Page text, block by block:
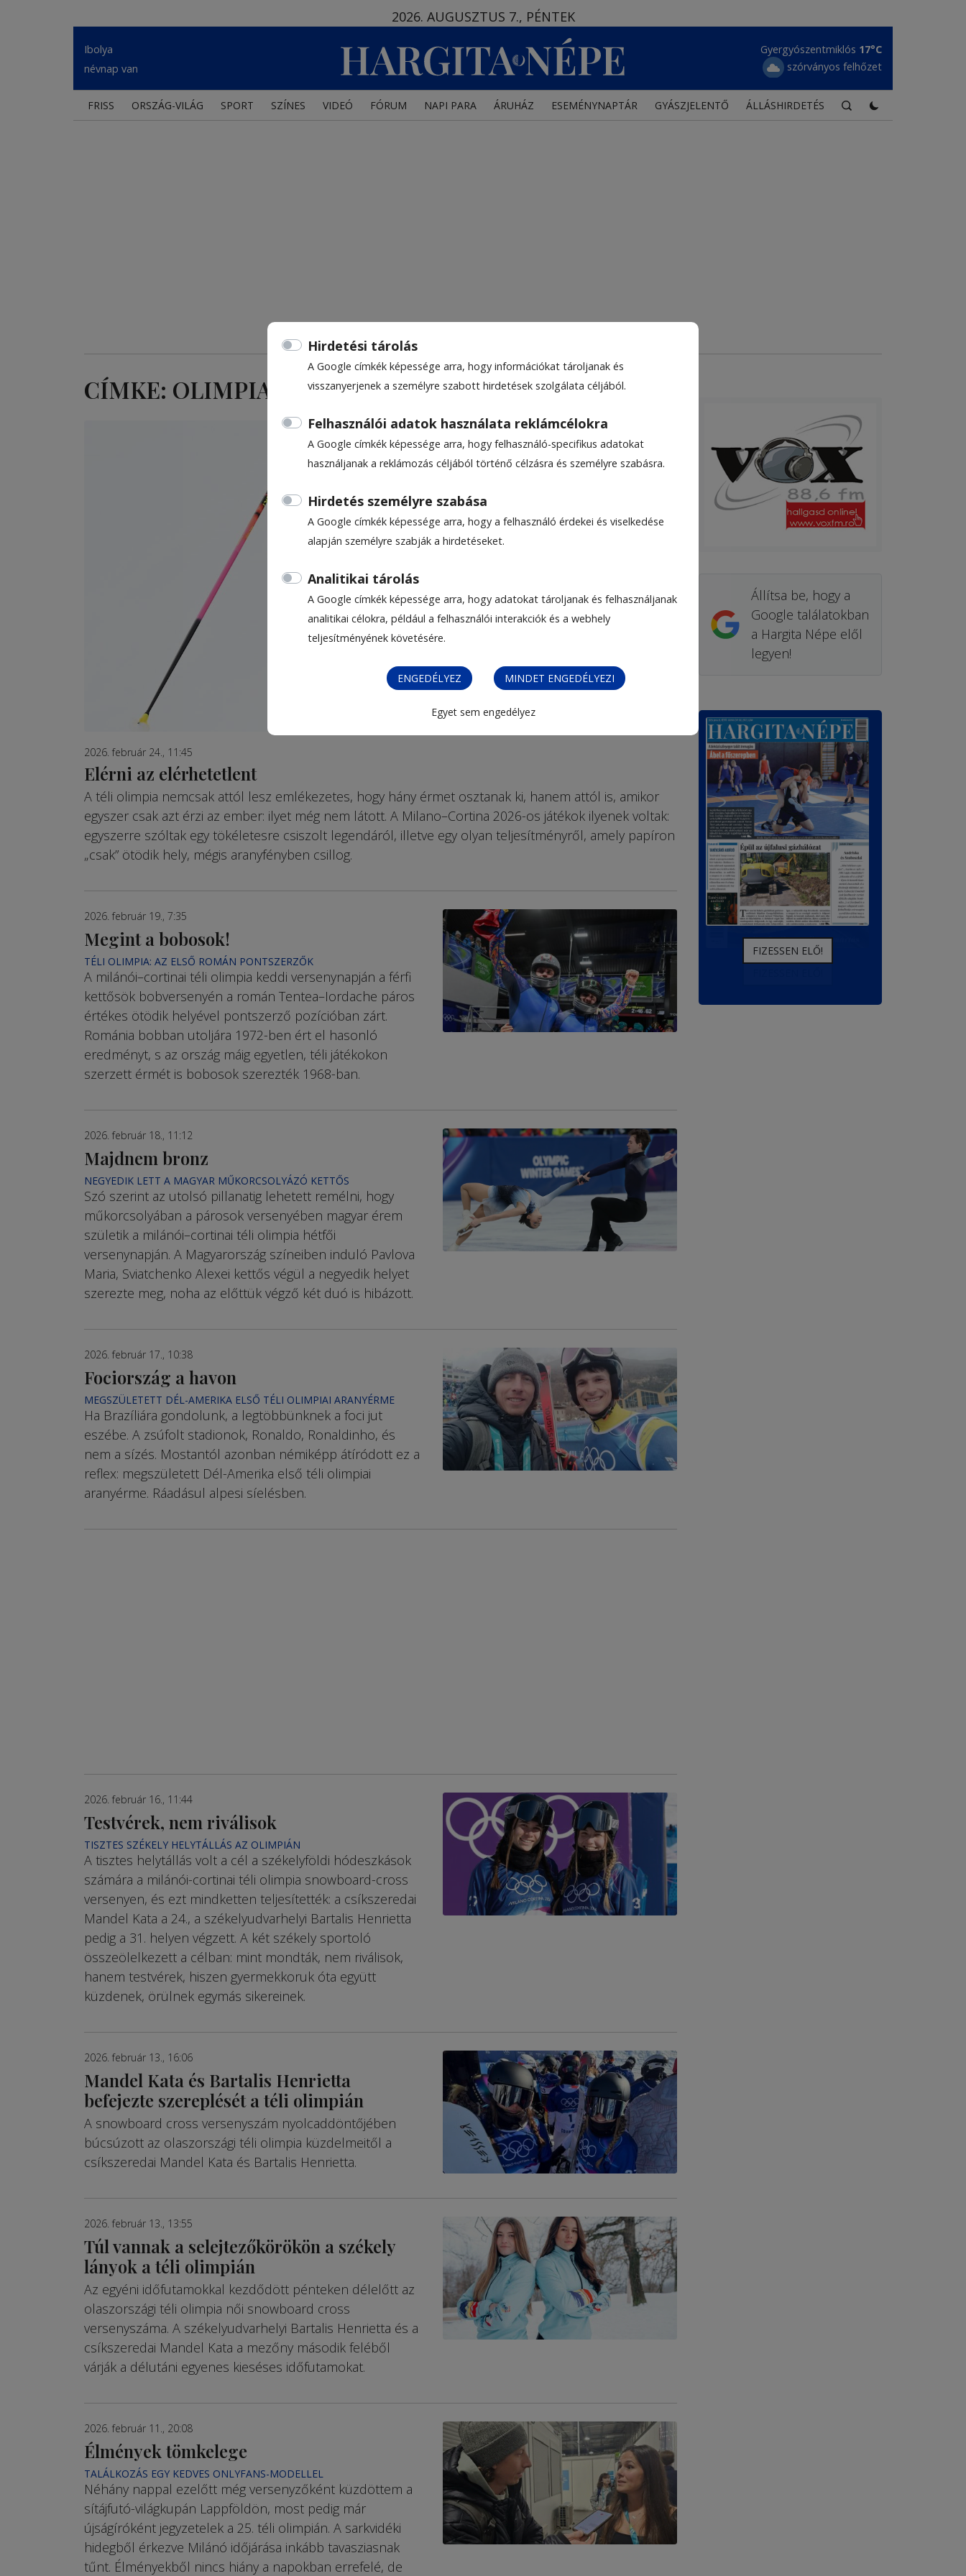
Hirdetési tárolás
A Google címkék képessége arra, hogy információkat tároljanak és
visszanyerjenek a személyre szabott hirdetések szolgálata céljából.
Felhasználói adatok használata reklámcélokra
A Google címkék képessége arra, hogy felhasználó-specifikus adatokat
használjanak a reklámozás céljából történő célzásra és személyre szabásra.
Hirdetés személyre szabása
A Google címkék képessége arra, hogy a felhasználó érdekei és viselkedése
alapján személyre szabják a hirdetéseket.
Analitikai tárolás
A Google címkék képessége arra, hogy adatokat tároljanak és felhasználjanak
analitikai célokra, például a felhasználói interakciók és a webhely
teljesítményének követésére.
ENGEDÉLYEZ MINDET ENGEDÉLYEZI
Egyet sem engedélyez
2026. AUGUSZTUS 7., PÉNTEK
Ibolya
névnap van
Gyergyószentmiklós 17°C
szórványos felhőzet
FRISS ORSZÁG-VILÁG SPORT SZÍNES VIDEÓ FÓRUM NAPI PARA ÁRUHÁZ ESEMÉNYNAPTÁR GYÁSZJELENTŐ ÁLLÁSHIRDETÉS
CÍMKE: OLIMPIA
2026. február 24., 11:45
Elérni az elérhetetlent
A téli olimpia nemcsak attól lesz emlékezetes, hogy hány érmet osztanak ki, hanem attól is, amikor
egyszer csak azt érzi az ember: ilyet még nem látott. A Milano–Cortina 2026-os játékok ilyenek voltak:
egyszerre szóltak egy tökéletesre csiszolt legendáról, illetve egy olyan teljesítményről, amely papíron
„csak” ötödik hely, mégis aranyfényben csillog.
2026. február 19., 7:35
Megint a bobosok!
TÉLI OLIMPIA: AZ ELSŐ ROMÁN PONTSZERZŐK
A milánói–cortinai téli olimpia keddi versenynapján a férfi
kettősök bobversenyén a román Tentea–Iordache páros
értékes ötödik helyével pontszerző pozícióban zárt.
Románia bobban utoljára 1972-ben ért el hasonló
eredményt, s az ország máig egyetlen, téli játékokon
szerzett érmét is bobosok szerezték 1968-ban.
2026. február 18., 11:12
Majdnem bronz
NEGYEDIK LETT A MAGYAR MŰKORCSOLYÁZÓ KETTŐS
Szó szerint az utolsó pillanatig lehetett remélni, hogy
műkorcsolyában a párosok versenyében magyar érem
születik a milánói–cortinai téli olimpia hétfői
versenynapján. A Magyarország színeiben induló Pavlova
Maria, Sviatchenko Alexei kettős végül a negyedik helyet
szerezte meg, noha az előttük végző két duó is hibázott.
2026. február 17., 10:38
Fociország a havon
MEGSZÜLETETT DÉL-AMERIKA ELSŐ TÉLI OLIMPIAI ARANYÉRME
Ha Brazíliára gondolunk, a legtöbbünknek a foci jut
eszébe. A zsúfolt stadionok, Ronaldo, Ronaldinho, és
nem a sízés. Mostantól azonban némiképp átíródott ez a
reflex: megszületett Dél-Amerika első téli olimpiai
aranyérme. Ráadásul alpesi síelésben.
2026. február 16., 11:44
Testvérek, nem riválisok
TISZTES SZÉKELY HELYTÁLLÁS AZ OLIMPIÁN
A tisztes helytállás volt a cél a székelyföldi hódeszkások
számára a milánói-cortinai téli olimpia snowboard-cross
versenyen, és ezt mindketten teljesítették: a csíkszeredai
Mandel Kata a 24., a székelyudvarhelyi Bartalis Henrietta
pedig a 31. helyen végzett. A két székely sportoló
összeölelkezett a célban: mint mondták, nem riválisok,
hanem testvérek, hiszen gyermekkoruk óta együtt
küzdenek, örülnek egymás sikereinek.
2026. február 13., 16:06
Mandel Kata és Bartalis Henrietta
befejezte szereplését a téli olimpián
A snowboard cross versenyszám nyolcaddöntőjében
búcsúzott az olaszországi téli olimpia küzdelmeitől a
csíkszeredai Mandel Kata és Bartalis Henrietta.
2026. február 13., 13:55
Túl vannak a selejtezőkörökön a székely
lányok a téli olimpián
Az egyéni időfutamokkal kezdődött pénteken délelőtt az
olaszországi téli olimpia női snowboard cross
versenyszáma. A székelyudvarhelyi Bartalis Henrietta és a
csíkszeredai Mandel Kata a mezőny második feléből
várják a délutáni egyenes kieséses időfutamokat.
2026. február 11., 20:08
Élmények tömkelege
TALÁLKOZÁS EGY KEDVES ONLYFANS-MODELLEL
Néhány nappal ezelőtt még versenyzőként küzdöttem a
sítájfutó-világkupán Lappföldön, most pedig már
újságíróként jegyzetelek a 25. téli olimpián. A sarkvidéki
hidegből érkezve Milánó időjárása inkább tavasziasnak
tűnt. Élményekből nincs hiány a napokban errefelé, de
Állítsa be, hogy a
Google találatokban
a Hargita Népe elől
legyen!
FIZESSEN ELŐ!